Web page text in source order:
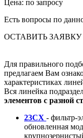
Цена: по запросу
Есть вопросы по
ОСТАВИТЬ ЗАЯВКУ
Для правильного
предлагаем Вам
характеристиках
Вся линейка
элементов с разной
23CX - фильтр-
обновленная